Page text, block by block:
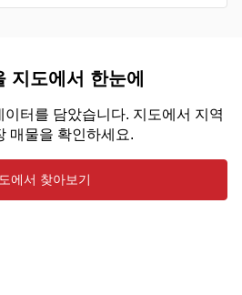
지도에서 한눈에
터를 담았습니다. 지도에서 지역
매물을 확인하세요.
에서 찾아보기